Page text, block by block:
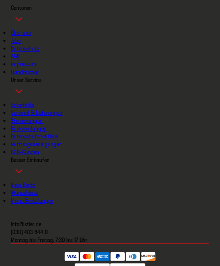
Contorion
Über uns
Jobs
Datenschutz
AGB
Impressum
Handbücher
Unser Service
Soforthilfe
Versand & Lieferungen
Stornierungen
Rücksendungen
Datenschutzrichtlinie
Nutzungsbedingungen
B2B-Kunden
Besser Einkaufen
Mein Konto
Wunschliste
Meine Bestellungen
info@stier.de
(030) 403 644 0
Montag bis Freitag, 7:30 bis 17 Uhr